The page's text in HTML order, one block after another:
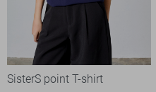
SisterS point T-shirt